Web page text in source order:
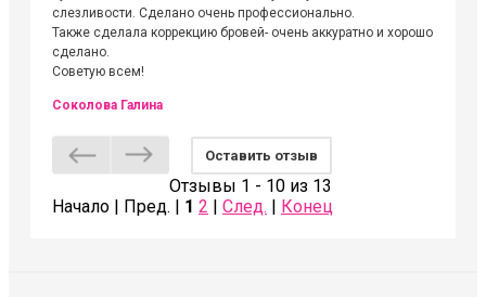
слезливости. Сделано очень профессионально.
Также сделала коррекцию бровей- очень аккуратно и хорошо
сделано.
Советую всем!
Соколова Галина
Оставить отзыв
Отзывы 1 - 10 из 13
Начало | Пред. | 1 2 | След. | Конец